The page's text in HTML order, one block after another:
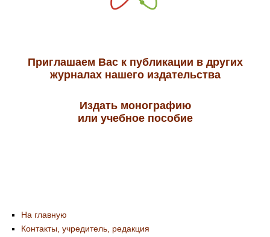
Приглашаем Вас к публикации в других
журналах нашего издательства
Издать монографию
или учебное пособие
На главную
Контакты, учредитель, редакция